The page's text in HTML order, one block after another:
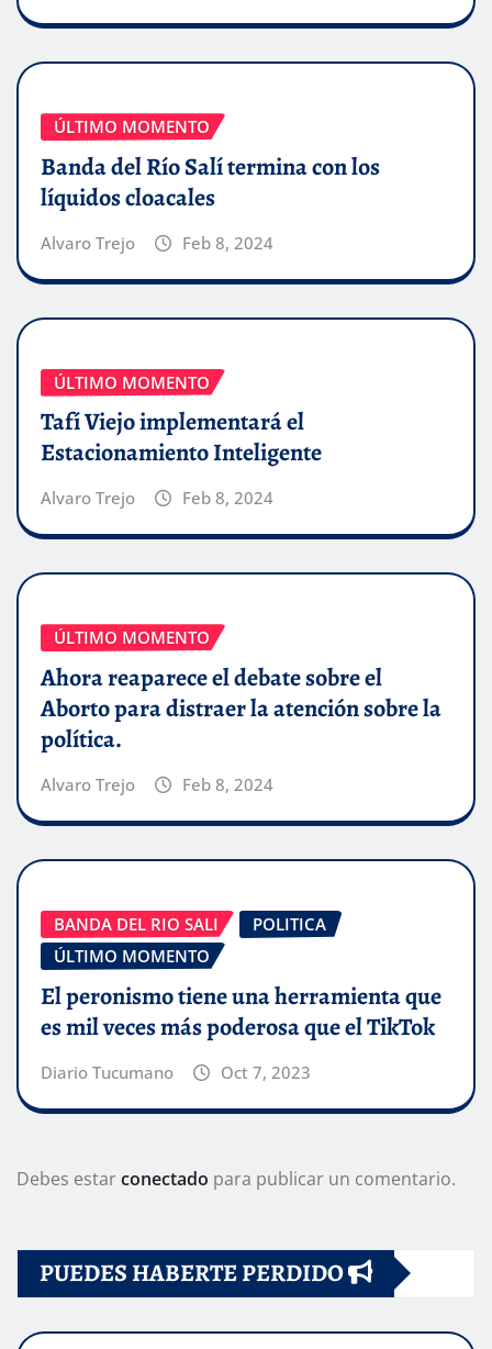
ÚLTIMO MOMENTO
Banda del Río Salí termina con los
líquidos cloacales
Alvaro Trejo Feb 8, 2024
ÚLTIMO MOMENTO
Tafí Viejo implementará el
Estacionamiento Inteligente
Alvaro Trejo Feb 8, 2024
ÚLTIMO MOMENTO
Ahora reaparece el debate sobre el
Aborto para distraer la atención sobre la
política.
Alvaro Trejo Feb 8, 2024
BANDA DEL RIO SALI
POLITICA
ÚLTIMO MOMENTO
El peronismo tiene una herramienta que
es mil veces más poderosa que el TikTok
Diario Tucumano Oct 7, 2023
Debes estarconectado para publicar un comentario.
PUEDES HABERTE PERDIDO